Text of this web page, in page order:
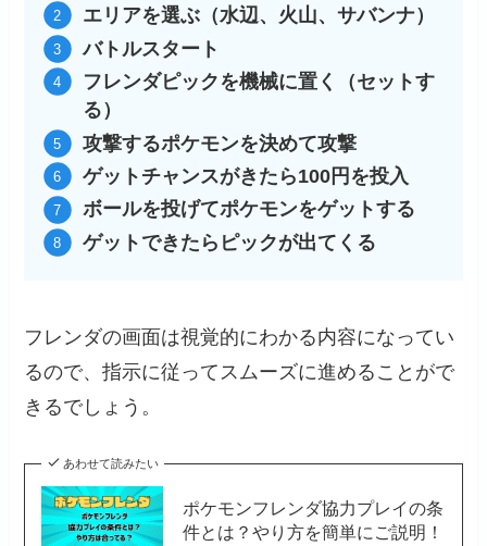
エリアを選ぶ（水辺、火山、サバンナ）
バトルスタート
フレンダピックを機械に置く（セットす
る）
攻撃するポケモンを決めて攻撃
ゲットチャンスがきたら100円を投入
ボールを投げてポケモンをゲットする
ゲットできたらピックが出てくる
フレンダの画面は視覚的にわかる内容になってい
るので、指示に従ってスムーズに進めることがで
きるでしょう。
あわせて読みたい
ポケモンフレンダ協力プレイの条
件とは？やり方を簡単にご説明！